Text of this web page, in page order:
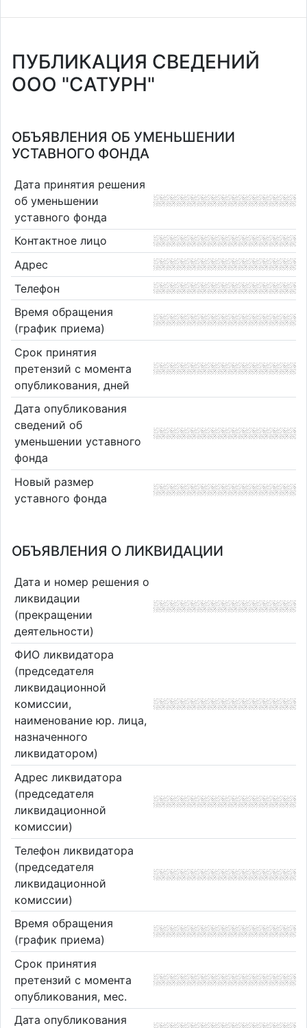
ПУБЛИКАЦИЯ СВЕДЕНИЙ
ООО "САТУРН"
ОБЪЯВЛЕНИЯ ОБ УМЕНЬШЕНИИ
УСТАВНОГО ФОНДА
Дата принятия решения
об уменьшении
уставного фонда
Контактное лицо
Адрес
Телефон
Время обращения
(график приема)
Срок принятия
претензий с момента
опубликования, дней
Дата опубликования
сведений об
уменьшении уставного
фонда
Новый размер
уставного фонда
ОБЪЯВЛЕНИЯ О ЛИКВИДАЦИИ
Дата и номер решения о
ликвидации
(прекращении
деятельности)
ФИО ликвидатора
(председателя
ликвидационной
комиссии,
наименование юр. лица,
назначенного
ликвидатором)
Адрес ликвидатора
(председателя
ликвидационной
комиссии)
Телефон ликвидатора
(председателя
ликвидационной
комиссии)
Время обращения
(график приема)
Срок принятия
претензий с момента
опубликования, мес.
Дата опубликования